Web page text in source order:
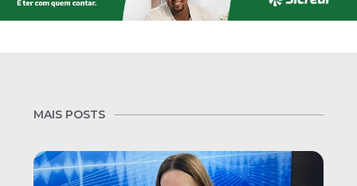
MAIS POSTS